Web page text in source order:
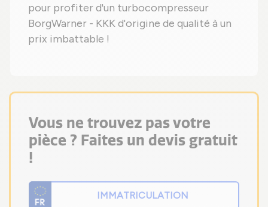
pour profiter d'un turbocompresseur
BorgWarner - KKK d'origine de qualité à un
prix imbattable !
Vous ne trouvez pas votre
pièce ? Faites un devis gratuit
!